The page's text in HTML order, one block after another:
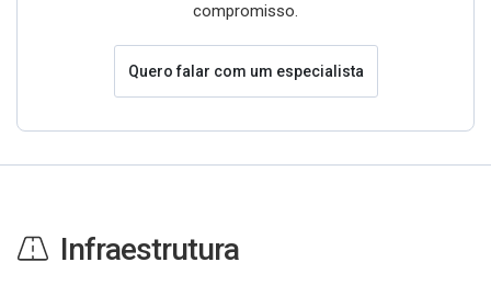
compromisso.
Quero falar com um especialista
Infraestrutura